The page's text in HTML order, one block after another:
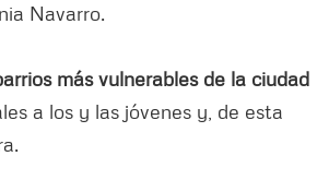
Navarro.
más vulnerables de la ciudad
a los y las jóvenes y, de esta